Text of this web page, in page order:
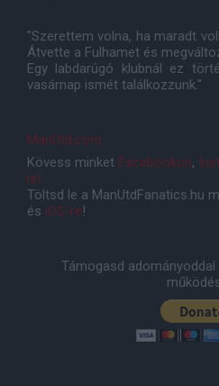
"Szerettem volna, ha maradt
Átvette a Fulhamet és
Egy labdarúgó klubnál ez
vasárnap ismét találkozzunk."
ManUtd.com
Kövess minket Facebookon,
is!
Töltsd le a ManUtdFanatics.hu
és iOS-re!
Támogasd adományoddal